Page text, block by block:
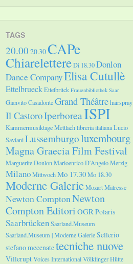
TAGS
20.00 20.30CAPe
ChiarelettereDi 18.30Donlon
Dance CompanyElisa Cutullè
EttelbrueckEttelbrück Frauenbibliothek Saar
Gianvito CasadonteGrand Théâtrehairspray
Il CastoroIperboreaISPI
Kammermusiktage Mettlachlibreria italianaLucio
SavianiLussemburgoluxembourg
Magna Graecia Film Festival
Marguerite DonlonMarioenrico D'AngeloMerzig
MilanoMittwochMo 17.30Mo 18.30
Moderne GalerieMozartMätresse
Newton ComptonNewton
Compton Editori OGRPolaris
SaarbrückenSaarland.Museum
Saarland.Museum | Moderne GalerieSellerio
stefano mecenatetecniche nuove
VilleruptVoices InternationalVölklinger Hütte